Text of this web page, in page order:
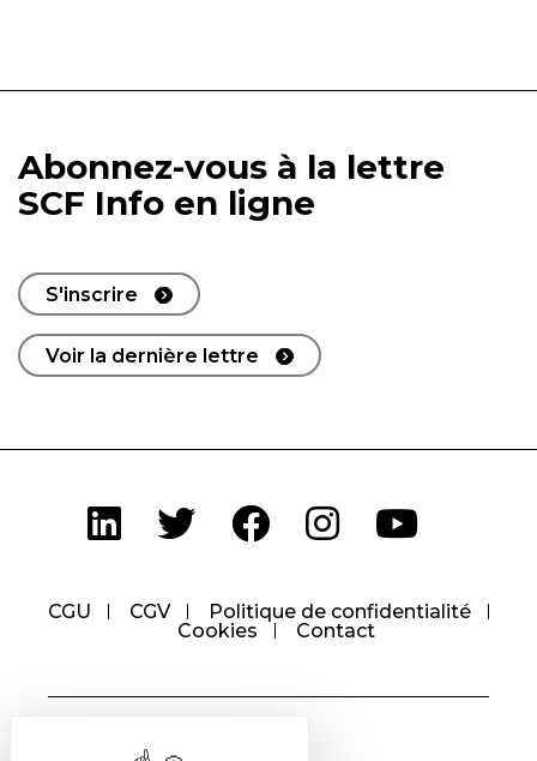
Abonnez-vous à la lettre
SCF Info en ligne
S'inscrire
Voir la dernière lettre
CGU CGV
Politique de confidentialité
Cookies
Contact